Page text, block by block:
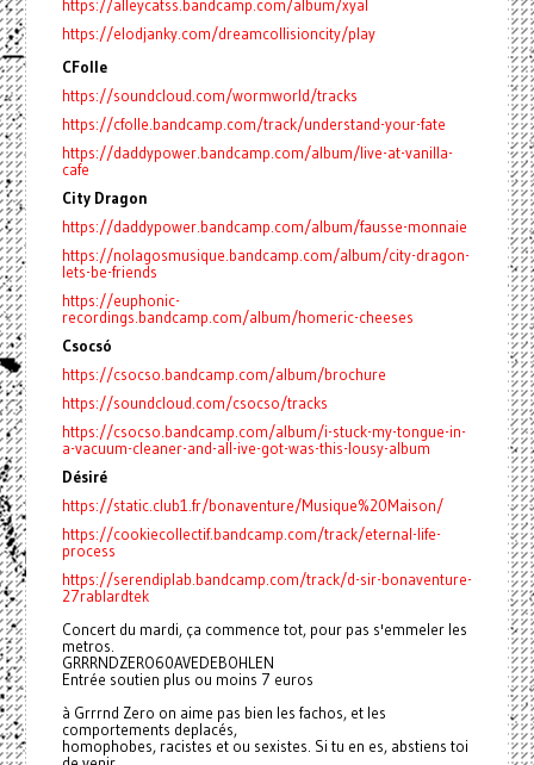
https://alleycatss.bandcamp.com/album/xyal
https://elodjanky.com/dreamcollisioncity/play
CFolle
https://soundcloud.com/wormworld/tracks
https://cfolle.bandcamp.com/track/understand-your-fate
https://daddypower.bandcamp.com/album/live-at-vanilla-
cafe
City Dragon
https://daddypower.bandcamp.com/album/fausse-monnaie
https://nolagosmusique.bandcamp.com/album/city-dragon-
lets-be-friends
https://euphonic-
recordings.bandcamp.com/album/homeric-cheeses
Csocsó
https://csocso.bandcamp.com/album/brochure
https://soundcloud.com/csocso/tracks
https://csocso.bandcamp.com/album/i-stuck-my-tongue-in-
a-vacuum-cleaner-and-all-ive-got-was-this-lousy-album
Désiré
https://static.club1.fr/bonaventure/Musique%20Maison/
https://cookiecollectif.bandcamp.com/track/eternal-life-
process
https://serendiplab.bandcamp.com/track/d-sir-bonaventure-
27rablardtek
Concert du mardi, ça commence tot, pour pas s'emmeler les
metros.
GRRRNDZERO60AVEDEBOHLEN
Entrée soutien plus ou moins 7 euros
à Grrrnd Zero on aime pas bien les fachos, et les
comportements deplacés,
homophobes, racistes et ou sexistes. Si tu en es, abstiens toi